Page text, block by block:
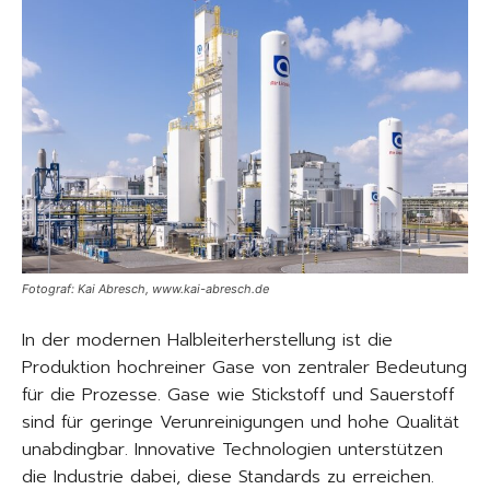
Fotograf: Kai Abresch, www.kai-abresch.de
In der modernen Halbleiterherstellung ist die
Produktion hochreiner Gase von zentraler Bedeutung
für die Prozesse. Gase wie Stickstoff und Sauerstoff
sind für geringe Verunreinigungen und hohe Qualität
unabdingbar. Innovative Technologien unterstützen
die Industrie dabei, diese Standards zu erreichen.